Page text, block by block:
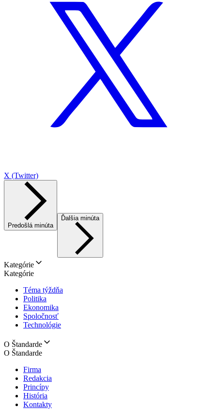
X (Twitter)
Predošlá minúta
Ďalšia minúta
Kategórie
Kategórie
Téma týždňa
Politika
Ekonomika
Spoločnosť
Technológie
O Štandarde
O Štandarde
Firma
Redakcia
Princípy
História
Kontakty